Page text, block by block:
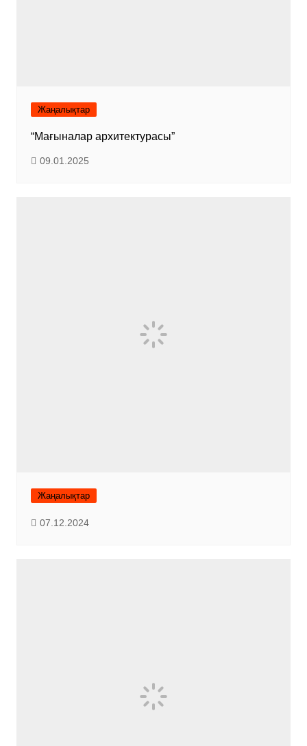
Жаңалықтар
“Мағыналар архитектурасы”
09.01.2025
Жаңалықтар
07.12.2024